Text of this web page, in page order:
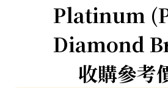
Platinum
Diamond
收購參考